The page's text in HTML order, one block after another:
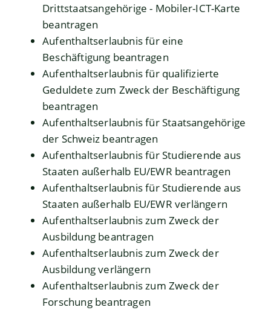
Drittstaatsangehörige - Mobiler-ICT-Karte
beantragen
Aufenthaltserlaubnis für eine
Beschäftigung beantragen
Aufenthaltserlaubnis für qualifizierte
Geduldete zum Zweck der Beschäftigung
beantragen
Aufenthaltserlaubnis für Staatsangehörige
der Schweiz beantragen
Aufenthaltserlaubnis für Studierende aus
Staaten außerhalb EU/EWR beantragen
Aufenthaltserlaubnis für Studierende aus
Staaten außerhalb EU/EWR verlängern
Aufenthaltserlaubnis zum Zweck der
Ausbildung beantragen
Aufenthaltserlaubnis zum Zweck der
Ausbildung verlängern
Aufenthaltserlaubnis zum Zweck der
Forschung beantragen